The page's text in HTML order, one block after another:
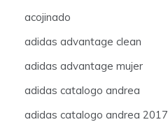
acojinado
adidas advantage clean
adidas advantage mujer
adidas catalogo andrea
adidas catalogo andrea 2017